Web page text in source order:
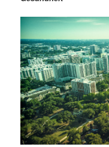
ä
r
e
n
I
n
d
ä
r
e
n
a
v
i
g
a
t
i
o
n